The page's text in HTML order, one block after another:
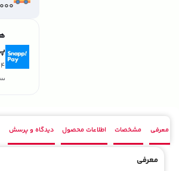
معرفی مشخصات اطلاعات محصول دیدگاه و پرسش
معرفی